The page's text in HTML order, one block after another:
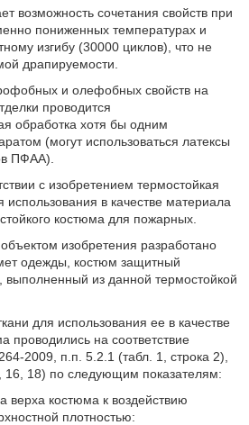
возможность сочетания свойств при
пониженных температурах и
изгибу (30000 циклов), что не
драпируемости.
и олефобных свойств на
проводится
обработка хотя бы одним
(могут использоваться латексы
ПФАА).
с изобретением термостойкая
использования в качестве материала
костюма для пожарных.
изобретения разработано
одежды, костюм защитный
из данной термостойкой
для использования ее в качестве
проводились на соответствие
2009, п.п. 5.2.1 (табл. 1, строка 2),
16, 18) по следующим показателям:
верха костюма к воздействию
плотностью: